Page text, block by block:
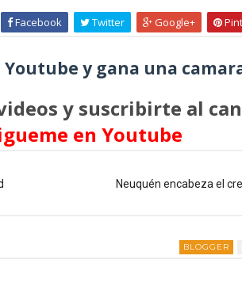
Facebook Twitter Google+
Youtube y gana una
y suscribirte al
en Youtube
Neuquén encabeza el
BLOGGER